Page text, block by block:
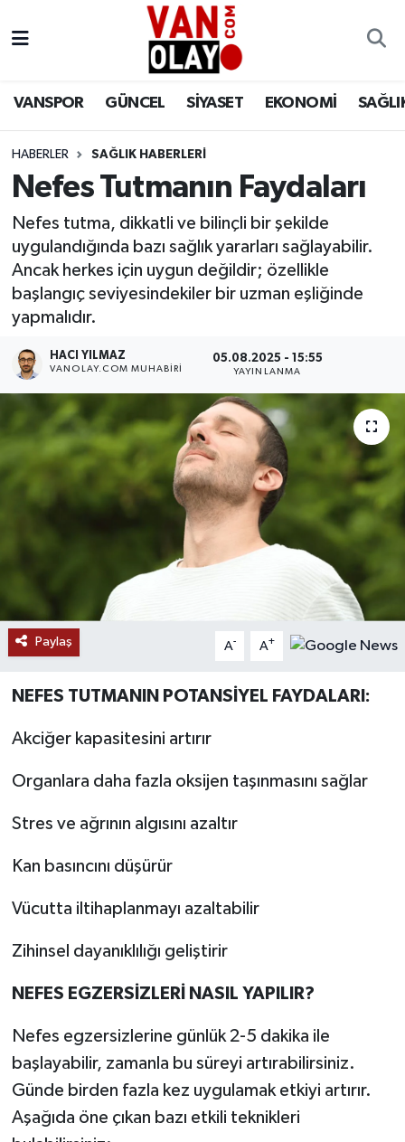
VANSPOR GÜNCEL SİYASET EKONOMİ
HABERLER SAĞLIK HABERLERİ
Nefes Tutmanın Faydaları
Nefes tutma, dikkatli ve bilinçli bir şekilde
uygulandığında bazı sağlık yararları sağlayabilir.
Ancak herkes için uygun değildir; özellikle
başlangıç seviyesindekiler bir uzman eşliğinde
yapmalıdır.
HACI YILMAZ
VANOLAY.COM MUHABIRI
05.08.2025 - 15:55
YAYINLANMA
Paylaş A- A+
NEFES TUTMANIN POTANSİYEL FAYDALARI:
Akciğer kapasitesini artırır
Organlara daha fazla oksijen taşınmasını sağlar
Stres ve ağrının algısını azaltır
Kan basıncını düşürür
Vücutta iltihaplanmayı azaltabilir
Zihinsel dayanıklılığı geliştirir
NEFES EGZERSİZLERİ NASIL YAPILIR?
Nefes egzersizlerine günlük 2-5 dakika ile
başlayabilir, zamanla bu süreyi artırabilirsiniz.
Günde birden fazla kez uygulamak etkiyi artırır.
Aşağıda öne çıkan bazı etkili teknikleri
Siyaset
Sağlık
Eğitim
Dünya
RESMİ İLANLAR
Van Nöbetçi Eczaneler
Van Namaz Vakitleri
Süper Lig Puan Durumu ve Fikstür
Tüm Manşetler
Haber Arşivi